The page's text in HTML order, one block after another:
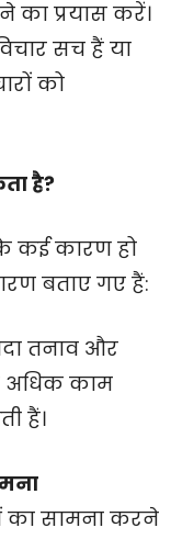
का प्रयास करें।
सच हैं या
को
है?
कई कारण हो
बताए गए हैं:
तनाव और
अधिक काम
हैं।
का सामना करने